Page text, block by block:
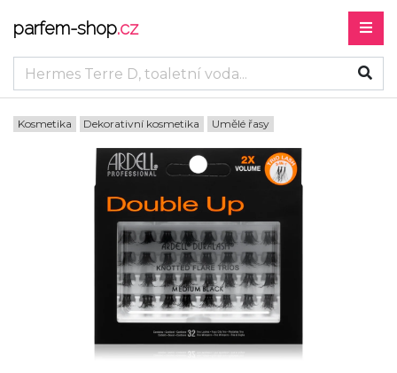
parfem-shop.cz
Kosmetika Dekorativní kosmetika Umělé řasy